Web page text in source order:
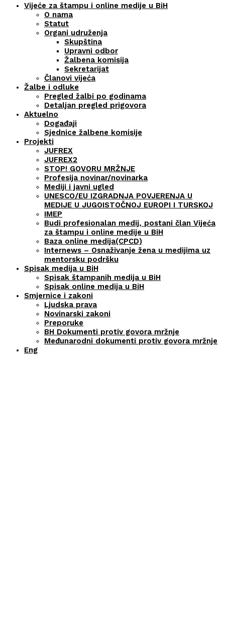
Vijeće za štampu i online medije u BiH
O nama
Statut
Organi udruženja
Skupština
Upravni odbor
Žalbena komisija
Sekretarijat
Članovi vijeća
Žalbe i odluke
Pregled žalbi po godinama
Detaljan pregled prigovora
Aktuelno
Događaji
Sjednice žalbene komisije
Projekti
JUFREX
JUFREX2
STOP! GOVORU MRŽNJE
Profesija novinar/novinarka
Mediji i javni ugled
UNESCO/EU IZGRADNJA POVJERENJA U
MEDIJE U JUGOISTOČNOJ EUROPI I TURSKOJ
IMEP
Budi profesionalan medij, postani član Vijeća
za štampu i online medije u BiH
Baza online medija(CPCD)
Internews – Osnaživanje žena u medijima uz
mentorsku podršku
Spisak medija u BiH
Spisak štampanih medija u BiH
Spisak online medija u BiH
Smjernice i zakoni
Ljudska prava
Novinarski zakoni
Preporuke
BH Dokumenti protiv govora mržnje
Međunarodni dokumenti protiv govora mržnje
Eng